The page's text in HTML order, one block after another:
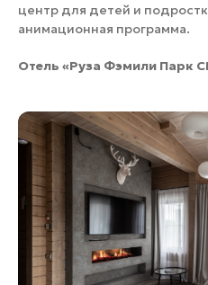
центр для детей и
анимационная программа.
Отель «Руза Фэмили Парк